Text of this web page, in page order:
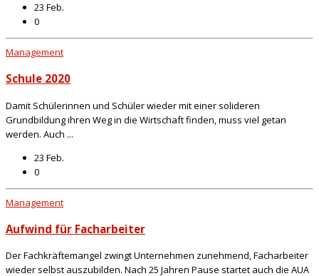
23 Feb.
0
Management
Schule 2020
Damit Schülerinnen und Schüler wieder mit einer solideren
Grundbildung ihren Weg in die Wirtschaft finden, muss viel getan
werden. Auch ...
23 Feb.
0
Management
Aufwind für Facharbeiter
Der Fachkräftemangel zwingt Unternehmen zunehmend, Facharbeiter
wieder selbst auszubilden. Nach 25 Jahren Pause startet auch die AUA